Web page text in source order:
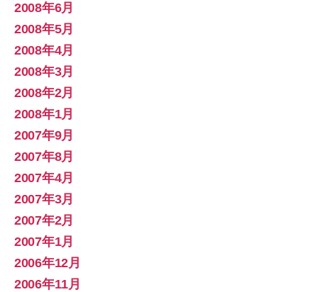
2008年6月
2008年5月
2008年4月
2008年3月
2008年2月
2008年1月
2007年9月
2007年8月
2007年4月
2007年3月
2007年2月
2007年1月
2006年12月
2006年11月